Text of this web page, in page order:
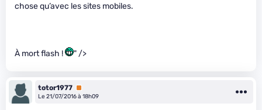
chose qu’avec les sites mobiles.
À mort flash ! " />
totor1977 Premium
Le 21/07/2016 à 18h09